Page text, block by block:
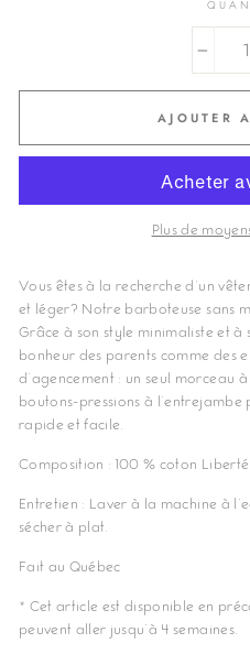
AJOUTER
Plus de
Vous êtes à la recherche d'un
et léger? Notre barboteuse sans
Grâce à son style minimaliste et à
bonheur des parents comme des
d'agencement : un seul morceau à
boutons-pressions à l'entrejambe
rapide et facile.
Composition : 100 % coton Liberté
Entretien : Laver à la machine à
sécher à plat.
Fait au Québec
* Cet article est disponible en
peuvent aller jusqu'à 4 semaines.